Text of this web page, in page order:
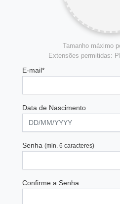
Tamanho máximo
Extensões permitidas:
E-mail*
Data de Nascimento
Senha (min. 6 caracteres)
Confirme a Senha